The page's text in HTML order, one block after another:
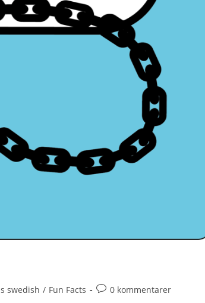
swedish / Fun Facts 0 kommentarer